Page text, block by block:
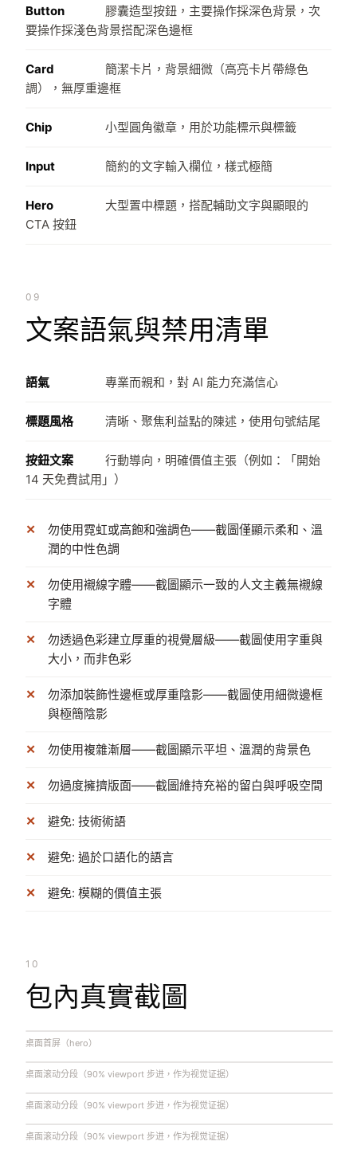
Button
膠囊造型按鈕，主要操作採深色背景，次
要操作採淺色背景搭配深色邊框
Card
簡潔卡片，背景細微（高亮卡片帶綠色
調），無厚重邊框
Chip 小型圓角徽章，用於功能標示與標籤
Input 簡約的文字輸入欄位，樣式極簡
Hero
大型置中標題，搭配輔助文字與顯眼的
CTA 按鈕
09
文案語氣與禁用清單
語氣 專業而親和，對 AI 能力充滿信心
標題風格 清晰、聚焦利益點的陳述，使用句號結尾
按鈕文案
行動導向，明確價值主張（例如：「開始
14 天免費試用」）
勿使用霓虹或高飽和強調色——截圖僅顯示柔和、溫
潤的中性色調
勿使用襯線字體——截圖顯示一致的人文主義無襯線
字體
勿透過色彩建立厚重的視覺層級——截圖使用字重與
大小，而非色彩
勿添加裝飾性邊框或厚重陰影——截圖使用細微邊框
與極簡陰影
勿使用複雜漸層——截圖顯示平坦、溫潤的背景色
勿過度擁擠版面——截圖維持充裕的留白與呼吸空間
避免: 技術術語
避免: 過於口語化的語言
避免: 模糊的價值主張
10
包內真實截圖
桌面首屏（hero）
桌面滚动分段（90% viewport 步进，作为视觉证据）
桌面滚动分段（90% viewport 步进，作为视觉证据）
桌面滚动分段（90% viewport 步进，作为视觉证据）